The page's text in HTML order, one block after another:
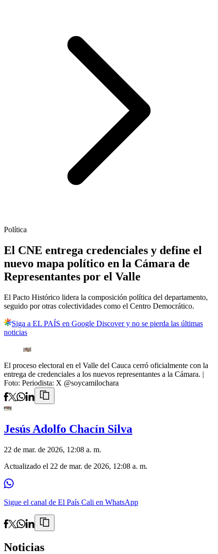
Política
El CNE entrega credenciales y define el
nuevo mapa político en la Cámara de
Representantes por el Valle
El Pacto Histórico lidera la composición política del departamento,
seguido por otras colectividades como el Centro Democrático.
Siga a EL PAÍS en Google Discover y no se pierda las últimas
noticias
El proceso electoral en el Valle del Cauca cerró oficialmente con la
entrega de credenciales a los nuevos representantes a la Cámara. |
Foto: Periodista: X @soycamilochara
Jesús Adolfo Chacín Silva
22 de mar. de 2026, 12:08 a. m.
Actualizado el 22 de mar. de 2026, 12:08 a. m.
Sigue el canal de El País Cali en WhatsApp
Noticias